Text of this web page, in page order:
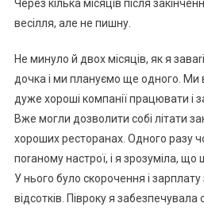
Через кілька місяців після
весілля, але не пишну.
Не минуло й двох місяців, як я
дочка і ми плануємо ще одного. Ми
дуже хороші компанії працювати і
Вже могли дозволити собі літати
хороших ресторанах. Одного разу
поrаному настрої, і я зрозуміла, що
У нього було скорочення і
відсотків. Півроку я забезпечувала